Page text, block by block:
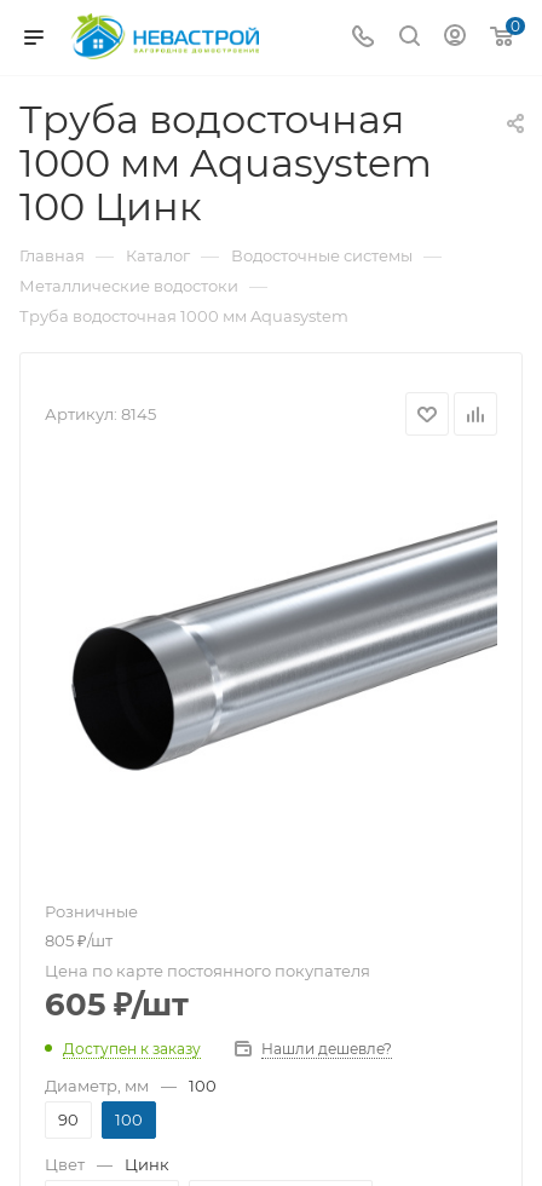
0
Труба водосточная
1000 мм Aquasystem
100 Цинк
Главная — Каталог — Водосточные системы —
Металлические водостоки —
Труба водосточная 1000 мм Aquasystem
Артикул: 8145
Розничные
805₽/шт
Цена по карте постоянного покупателя
605 ₽/шт
Доступен к заказу Нашли дешевле?
Диаметр, мм —
100
90
100
Цвет —
Цинк